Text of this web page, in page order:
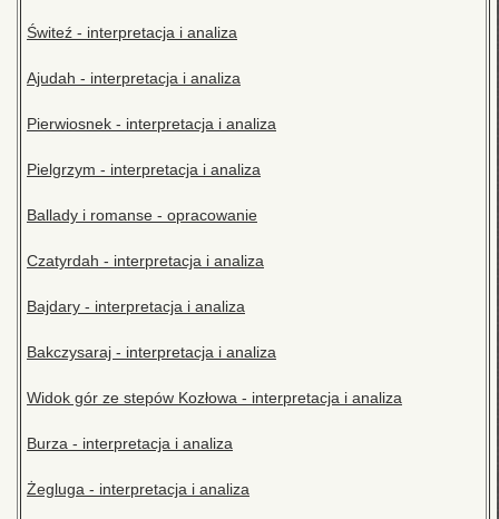
Świteź - interpretacja i analiza
Ajudah - interpretacja i analiza
Pierwiosnek - interpretacja i analiza
Pielgrzym - interpretacja i analiza
Ballady i romanse - opracowanie
Czatyrdah - interpretacja i analiza
Bajdary - interpretacja i analiza
Bakczysaraj - interpretacja i analiza
Widok gór ze stepów Kozłowa - interpretacja i analiza
Burza - interpretacja i analiza
Żegluga - interpretacja i analiza